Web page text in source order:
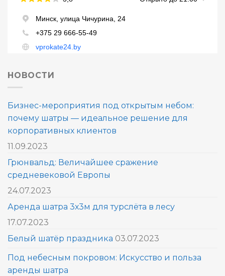
НОВОСТИ
Бизнес-мероприятия под открытым небом:
почему шатры — идеальное решение для
корпоративных клиентов
11.09.2023
Грюнвальд: Величайшее сражение
средневековой Европы
24.07.2023
Аренда шатра 3х3м для турслёта в лесу
17.07.2023
Белый шатёр праздника 03.07.2023
Под небесным покровом: Искусство и польза
аренды шатра